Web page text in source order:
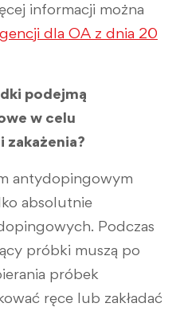
informacji można
dla OA z dnia 20
podejmą
w celu
zakażenia?
antydopingowym
absolutnie
Podczas
próbki muszą po
próbek
ręce lub zakładać